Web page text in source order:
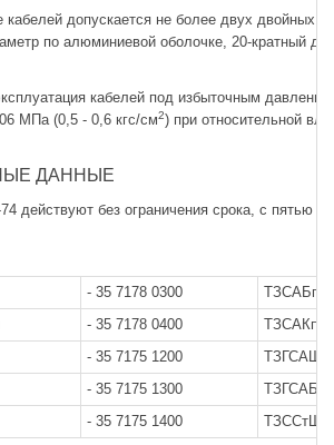
кабелей допускается не более двух двойных
по алюминиевой оболочке, 20-кратный
кабелей под избыточным
МПа (0,5 - 0,6 кгс/см2) при относительной
ДАННЫЕ
действуют без ограничения срока, с пятью
- 35 7178 0300
ТЗСАБпГ
- 35 7178 0400
- 35 7175 1200
ТЗГСАШп
- 35 7175 1300
- 35 7175 1400 ТЗССтШп